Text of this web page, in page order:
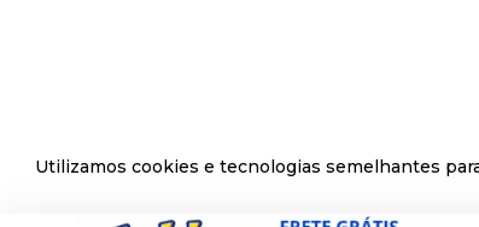
Utilizamos cookies e tecnologias semelhantes